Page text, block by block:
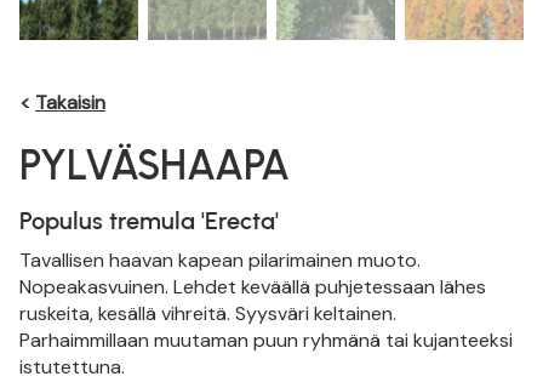
< Takaisin
PYLVÄSHAAPA
Populus tremula 'Erecta'
Tavallisen haavan kapean pilarimainen muoto.
Nopeakasvuinen. Lehdet keväällä puhjetessaan lähes
ruskeita, kesällä vihreitä. Syysväri keltainen.
Parhaimmillaan muutaman puun ryhmänä tai kujanteeksi
istutettuna.